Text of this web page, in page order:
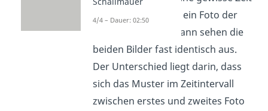
wartest, um wieder ein Foto der
Welle zu machen, dann sehen die
beiden Bilder fast identisch aus.
Der Unterschied liegt darin, dass
sich das Muster im Zeitintervall
zwischen erstes und zweites Foto
4/4 – Dauer: 02:50